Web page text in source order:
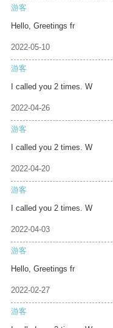
游客
Hello, Greetings fr
2022-05-10
游客
I called you 2 times. W
2022-04-26
游客
I called you 2 times. W
2022-04-20
游客
I called you 2 times. W
2022-04-03
游客
Hello, Greetings fr
2022-02-27
游客